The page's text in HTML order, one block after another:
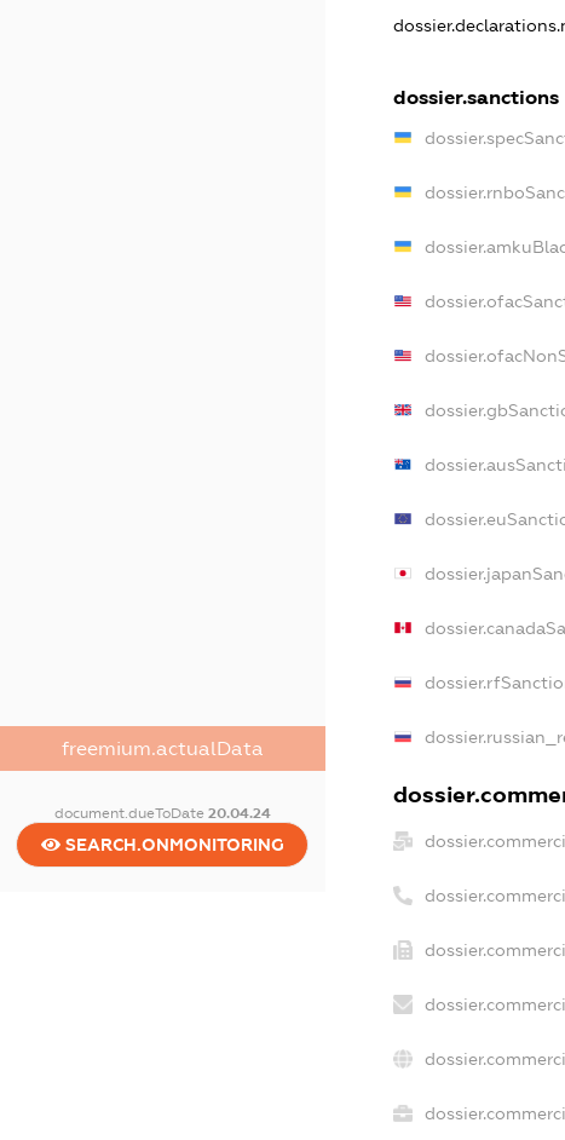
freemium.actualData
document.dueToDate 20.04.24
SEARCH.ONMONITORING
dossier.sanctions